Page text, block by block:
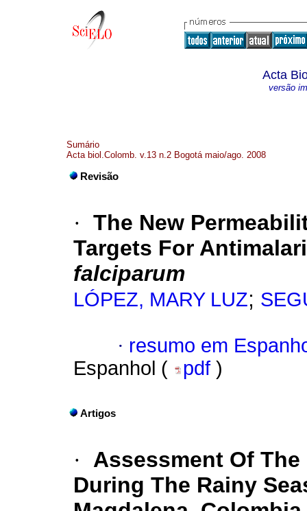
Acta
versão
Sumário
Acta biol.Colomb. v.13 n.2 Bogotá maio/ago. 2008
Revisão
· The New
Targets For
falciparum
LÓPEZ, MARY LUZ;
· resumo em
Espanhol (
pdf )
Artigos
·
Assessment Of
During The Rainy